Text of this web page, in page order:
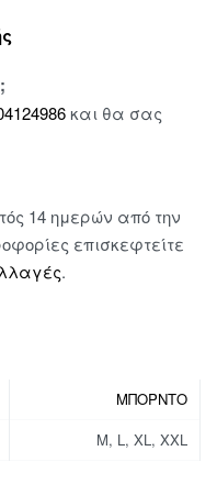
και θα σας
14 ημερών από την
επισκεφτείτε
.
ΜΠΟΡΝΤΟ
M, L, XL, XXL